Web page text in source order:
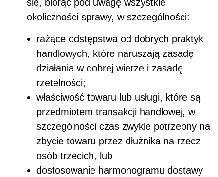
się, biorąc pod uwagę wszystkie
okoliczności sprawy, w szczególności:
rażące odstępstwa od dobrych praktyk
handlowych, które naruszają zasadę
działania w dobrej wierze i zasadę
rzetelności;
właściwość towaru lub usługi, które są
przedmiotem transakcji handlowej, w
szczególności czas zwykle potrzebny na
zbycie towaru przez dłużnika na rzecz
osób trzecich, lub
dostosowanie harmonogramu dostawy